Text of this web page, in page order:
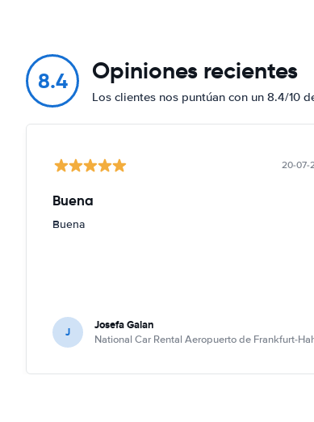
8.4 Opiniones recientes
Los clientes nos puntúan con un 8.4/10
20-07-
Buena
Buena
J Josefa Galan
National Car Rental Aeropuerto de Frankfurt-